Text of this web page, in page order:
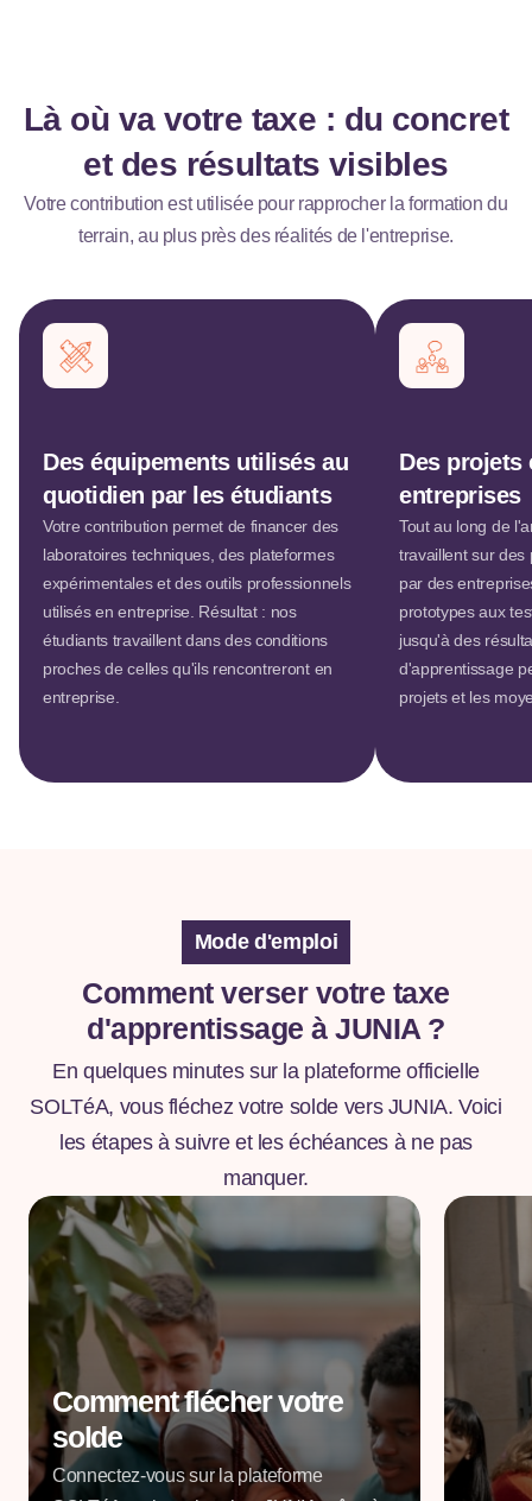
Là où va votre taxe : du concret
et des résultats visibles
Votre contribution est utilisée pour rapprocher la formation du
terrain, au plus près des réalités de l'entreprise.
Des équipements utilisés au
quotidien par les étudiants
Votre contribution permet de financer des
laboratoires techniques, des plateformes
expérimentales et des outils professionnels
utilisés en entreprise. Résultat : nos
étudiants travaillent dans des conditions
proches de celles qu'ils rencontreront en
entreprise.
Des projets
entreprises
Tout au long de
travaillent sur des
par des
prototypes aux
jusqu'à des
d'apprentissage
projets et les
Mode d'emploi
Comment verser votre taxe
d'apprentissage à JUNIA ?
En quelques minutes sur la plateforme officielle
SOLTéA, vous fléchez votre solde vers JUNIA. Voici
les étapes à suivre et les échéances à ne pas
manquer.
Comment flécher votre
solde
Connectez-vous sur la plateforme